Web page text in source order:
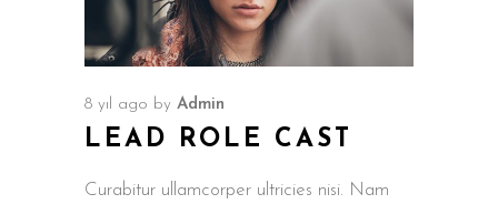
8 yıl ago by Admin
LEAD ROLE CAST
Curabitur ullamcorper ultricies nisi. Nam